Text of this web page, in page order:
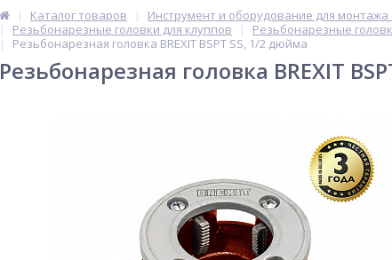
Каталог товаров
Инструмент и оборудование для монтажа
Резьбонарезные головки для клуппов
Резьбонарезные
Резьбонарезная головка BREXIT BSPT SS, 1/2 дюйма
Резьбонарезная головка BREXIT